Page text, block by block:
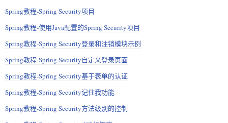
Spring教程-Spring Security项目
Spring教程-使用Java配置的Spring Security项目
Spring教程-Spring Security登录和注销模块示例
Spring教程-Spring Security自定义登录页面
Spring教程-Spring Security基于表单的认证
Spring教程-Spring Security记住我功能
Spring教程-Spring Security方法级别的控制